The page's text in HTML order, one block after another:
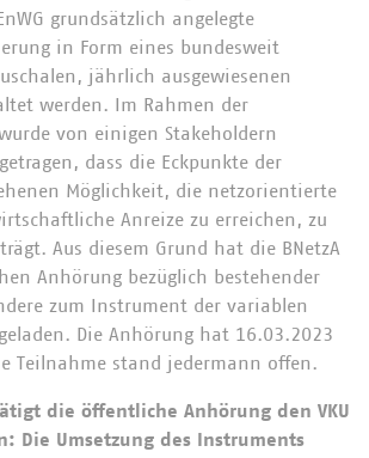
grundsätzlich angelegte
in Form eines bundesweit
jährlich ausgewiesenen
werden. Im Rahmen der
von einigen Stakeholdern
dass die Eckpunkte der
Möglichkeit, die netzorientierte
Anreize zu erreichen, zu
Aus diesem Grund hat die BNetzA
Anhörung bezüglich bestehender
zum Instrument der variablen
Die Anhörung hat 16.03.2023
Teilnahme stand jedermann offen.
die öffentliche Anhörung den VKU
Die Umsetzung des Instruments